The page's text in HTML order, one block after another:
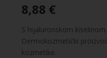
8,88 €
S hijaluronskom
Dermokozmetički
kozmetike.